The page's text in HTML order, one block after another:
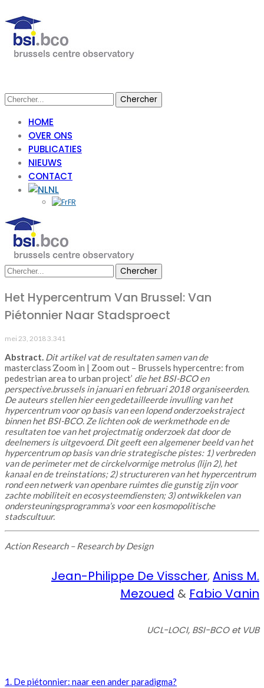
HOME
OVER ONS
PUBLICATIES
NIEUWS
CONTACT
NL
FR
Het Hypercentrum Van Brussel: Van
Piétonnier Naar Stadsproect
mei 23, 20183.341
Abstract. Dit artikel vat de resultaten samen van de
masterclass‘Zoom in | Zoom out – Brussels hypercentre: from
pedestrian area to urban project’ die het BSI-BCO en
perspective.brussels in januari en februari 2018 organiseerden.
De auteurs stellen hier een gedetailleerde invulling van het
hypercentrum voor op basis van een lopend onderzoekstraject
binnen het BSI-BCO. Ze lichten ook de werkmethode en de
resultaten toe van het projectmatig onderzoek dat door de
deelnemers is uitgevoerd. Dit geeft een algemener beeld van het
hypercentrum op basis van drie strategische pistes: 1) verbreden
van de perimeter met de circkelvormige metrolus (lijn 2), het
kanaal en de treinstations; 2) structureren van het hypercentrum
rond een netwerk van openbare ruimtes die gunstig zijn voor
zachte mobiliteit en ecosysteemdiensten; 3) ontwikkelen van
ondersteuningsprogramma’s voor een kosmopolitische
stadscultuur.
Action Research – Research by Design
Jean-Philippe De Visscher,Aniss M.
Mezoued & Fabio Vanin
UCL-LOCI, BSI-BCO et VUB
1. De piétonnier: naar een ander paradigma?